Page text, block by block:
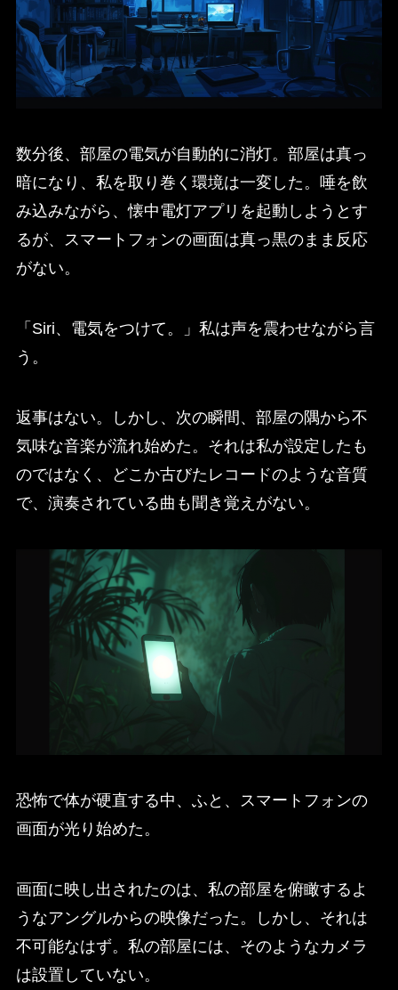
数分後、部屋の電気が自動的に消灯。部屋は真っ
暗になり、私を取り巻く環境は一変した。唾を飲
み込みながら、懐中電灯アプリを起動しようとす
るが、スマートフォンの画面は真っ黒のまま反応
がない。
「Siri、電気をつけて。」私は声を震わせながら言
う。
返事はない。しかし、次の瞬間、部屋の隅から不
気味な音楽が流れ始めた。それは私が設定したも
のではなく、どこか古びたレコードのような音質
で、演奏されている曲も聞き覚えがない。
恐怖で体が硬直する中、ふと、スマートフォンの
画面が光り始めた。
画面に映し出されたのは、私の部屋を俯瞰するよ
うなアングルからの映像だった。しかし、それは
不可能なはず。私の部屋には、そのようなカメラ
は設置していない。